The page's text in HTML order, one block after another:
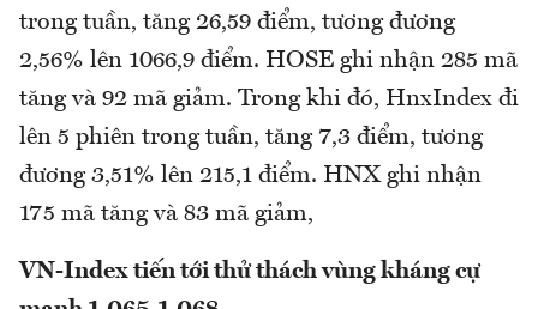
trong tuần, tăng 26,59 điểm, tương đương
2,56% lên 1066,9 điểm. HOSE ghi nhận 285 mã
tăng và 92 mã giảm. Trong khi đó, HnxIndex đi
lên 5 phiên trong tuần, tăng 7,3 điểm, tương
đương 3,51% lên 215,1 điểm. HNX ghi nhận
175 mã tăng và 83 mã giảm,
VN-Index tiến tới thử thách vùng kháng cự